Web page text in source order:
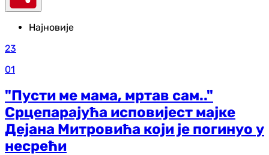
Најновије
23
01
"Пусти ме мама, мртав сам.."
Срцепарајућа исповијест мајке
Дејана Митровића који је погинуо у
несрећи